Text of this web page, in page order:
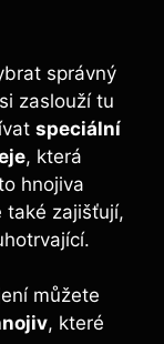
správný​
zaslouží ⁣tu
speciální
, která
hnojiva⁤
⁢také ​zajišťují,
můžete
, které